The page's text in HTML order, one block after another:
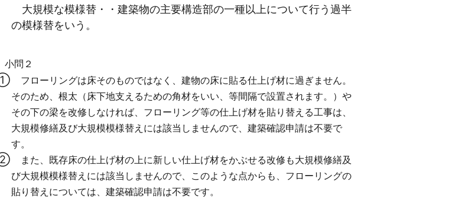
大規模な模様替・・建築物の主要構造部の一種以上について行う過半
の模様替をいう。
小問２
フローリングは床そのものではなく、建物の床に貼る仕上げ材に過ぎません。
そのため、根太（床下地支えるための角材をいい、等間隔で設置されます。）や
その下の梁を改修しなければ、フローリング等の仕上げ材を貼り替える工事は、
大規模修繕及び大規模模様替えには該当しませんので、建築確認申請は不要で
す。
また、既存床の仕上げ材の上に新しい仕上げ材をかぶせる改修も大規模修繕及
び大規模模様替えには該当しませんので、このような点からも、フローリングの
貼り替えについては、建築確認申請は不要です。